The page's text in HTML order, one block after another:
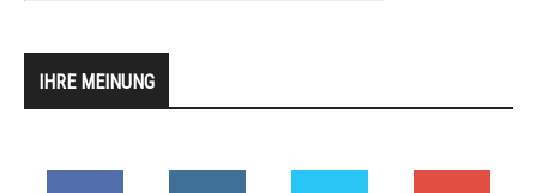
IHRE MEINUNG